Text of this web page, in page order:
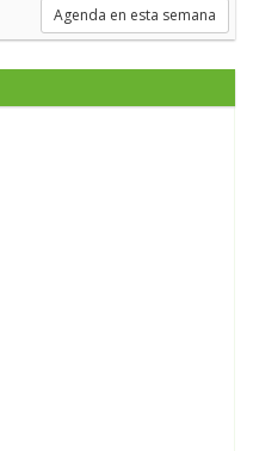
Agenda en esta semana